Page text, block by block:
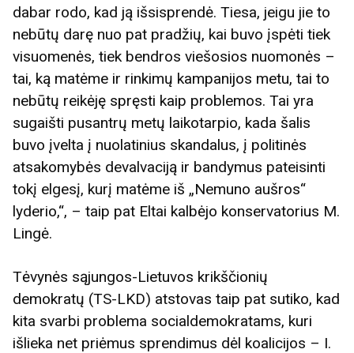
dabar rodo, kad ją išsisprendė. Tiesa, jeigu jie to
nebūtų darę nuo pat pradžių, kai buvo įspėti tiek
visuomenės, tiek bendros viešosios nuomonės –
tai, ką matėme ir rinkimų kampanijos metu, tai to
nebūtų reikėję spręsti kaip problemos. Tai yra
sugaišti pusantrų metų laikotarpio, kada šalis
buvo įvelta į nuolatinius skandalus, į politinės
atsakomybės devalvaciją ir bandymus pateisinti
tokį elgesį, kurį matėme iš „Nemuno aušros“
lyderio,“, – taip pat Eltai kalbėjo konservatorius M.
Lingė.
Tėvynės sąjungos-Lietuvos krikščionių
demokratų (TS-LKD) atstovas taip pat sutiko, kad
kita svarbi problema socialdemokratams, kuri
išlieka net priėmus sprendimus dėl koalicijos – I.